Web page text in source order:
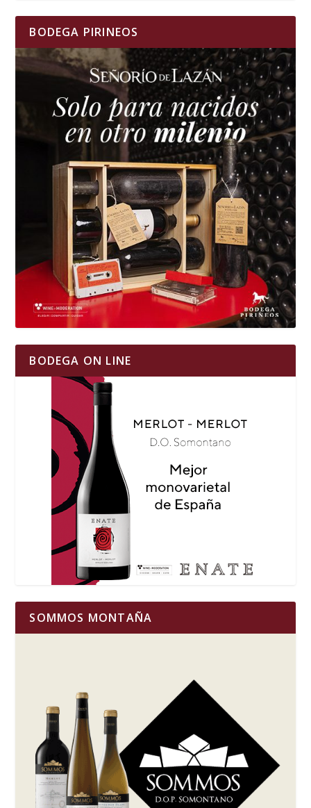
BODEGA PIRINEOS
BODEGA ON LINE
SOMMOS MONTAÑA